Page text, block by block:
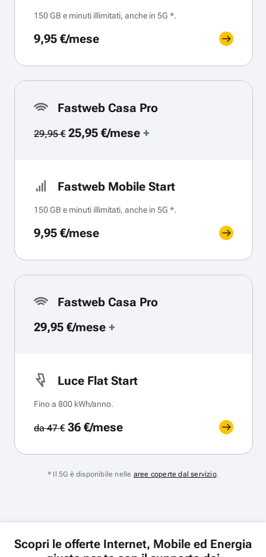
150 GB e minuti illimitati, anche in 5G *.
9,95 €/mese
Fastweb Casa Pro
29,95 €25,95 €/mese+
Fastweb Mobile Start
150 GB e minuti illimitati, anche in 5G *.
9,95 €/mese
Fastweb Casa Pro
29,95 €/mese +
Luce Flat Start
Fino a 800 kWh/anno.
da 47 €36 €/mese
* Il 5G è disponibile nelle aree coperte dal servizio.
Scopri le offerte Internet, Mobile ed Energia